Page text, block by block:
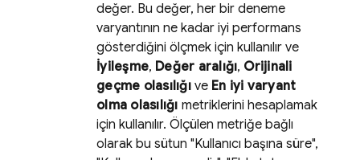
değer. Bu değer, her bir deneme
varyantının ne kadar iyi performans
gösterdiğini ölçmek için kullanılır ve
İyileşme, Değer aralığı, Orijinali
geçme olasılığıve En iyi varyant
olma olasılığı metriklerini hesaplamak
için kullanılır. Ölçülen metriğe bağlı
olarak bu sütun "Kullanıcı başına süre",